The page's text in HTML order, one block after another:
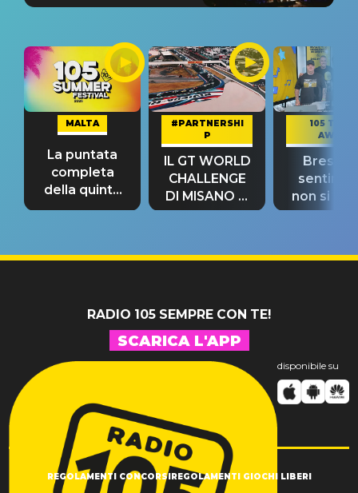
MALTA
La puntata
completa
della quinta
tappa
#PARTNERSHI
P
IL GT WORLD
CHALLENGE
DI MISANO si
riconferma
105 TAKE
AWAY
Bresh:
non si
fino alla
RADIO 105 SEMPRE CON TE!
SCARICA L'APP
disponibile su
REGOLAMENTI CONCORSI REGOLAMENTI GIOCHI LIBERI